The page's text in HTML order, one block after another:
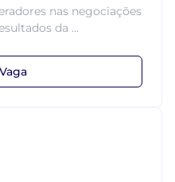
nas negociações
da ...